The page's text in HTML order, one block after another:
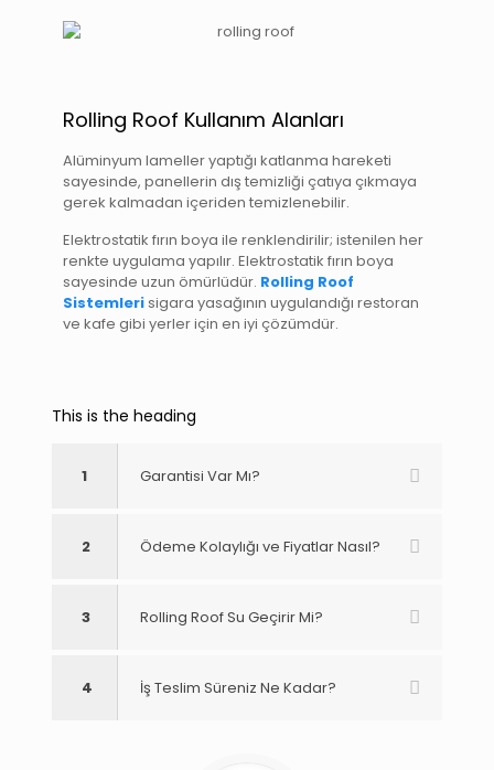
Rolling Roof Kullanım Alanları
Alüminyum lameller yaptığı katlanma hareketi
sayesinde, panellerin dış temizliği çatıya çıkmaya
gerek kalmadan içeriden temizlenebilir.
Elektrostatik fırın boya ile renklendirilir; istenilen her
renkte uygulama yapılır. Elektrostatik fırın boya
sayesinde uzun ömürlüdür. Rolling Roof
Sistemlerisigara yasağının uygulandığı restoran
ve kafe gibi yerler için en iyi çözümdür.
This is the heading
1 Garantisi Var Mı?
2 Ödeme Kolaylığı ve Fiyatlar Nasıl?
3 Rolling Roof Su Geçirir Mi?
4 İş Teslim Süreniz Ne Kadar?